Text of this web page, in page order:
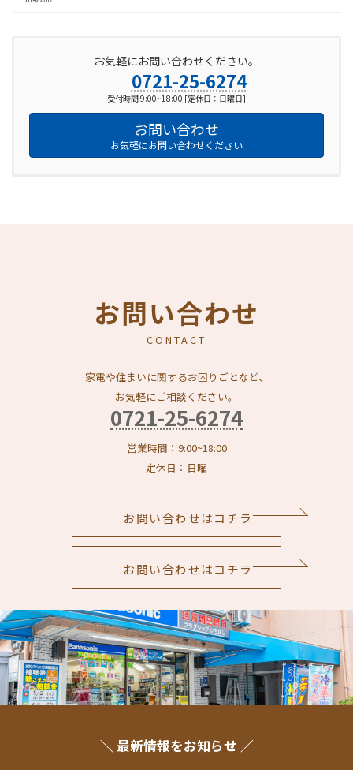
お気軽にお問い合わせください。
0721-25-6274
受付時間 9:00~18:00 [定休日：日曜日]
お問い合わせ
お気軽にお問い合わせください
お問い合わせ
CONTACT
家電や住まいに関するお困りごとなど、
お気軽にご相談ください。
0721-25-6274
営業時間：9:00~18:00
定休日：日曜
お問い合わせはコチラ
お問い合わせはコチラ
＼ 最新情報をお知らせ ／